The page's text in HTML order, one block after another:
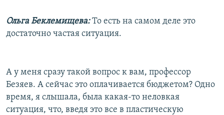
Ольга Беклемищева:То есть на самом деле это
достаточно частая ситуация.
А у меня сразу такой вопрос к вам, профессор
Безяев. А сейчас это оплачивается бюджетом? Одно
время, я слышала, была какая-то неловкая
ситуация, что, введя это все в пластическую